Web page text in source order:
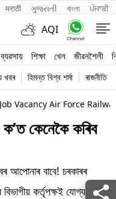
मराठी ગુજરાતી বাংলা ਪੰਜਾਬੀ
AQI
ব্যৱসায় শিক্ষা খেল জীৱনশৈলী
খবৰ হিমন্ত বিশ্ব শৰ্মা ৰাজনীতি
Vacancy Air Force
কেনেকৈ কৰিব
আপোনাৰ বাবে! চৰকাৰৰ
বিভাগীয় কৰ্তৃপক্ষই যোগ্য